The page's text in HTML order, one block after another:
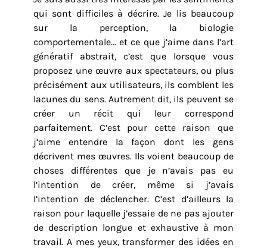
qui sont difficiles à décrire. Je lis beaucoup
sur la perception, la biologie
comportementale… et ce que j’aime dans l’art
génératif abstrait, c’est que lorsque vous
proposez une œuvre aux spectateurs, ou plus
précisément aux utilisateurs, ils comblent les
lacunes du sens. Autrement dit, ils peuvent se
créer un récit qui leur correspond
parfaitement. C’est pour cette raison que
j’aime entendre la façon dont les gens
décrivent mes œuvres. Ils voient beaucoup de
choses différentes que je n’avais pas eu
l’intention de créer, même si j’avais
l’intention de déclencher. C’est d’ailleurs la
raison pour laquelle j’essaie de ne pas ajouter
de description longue et exhaustive à mon
travail. A mes yeux, transformer des idées en